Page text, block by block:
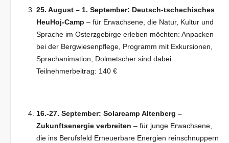
25. August – 1. September: Deutsch-tschechisches
HeuHoj-Camp – für Erwachsene, die Natur, Kultur und
Sprache im Osterzgebirge erleben möchten: Anpacken
bei der Bergwiesenpflege, Programm mit Exkursionen,
Sprachanimation; Dolmetscher sind dabei.
Teilnehmerbeitrag: 140 €
16.-27. September: Solarcamp Altenberg –
Zukunftsenergie verbreiten – für junge Erwachsene,
die ins Berufsfeld Erneuerbare Energien reinschnuppern